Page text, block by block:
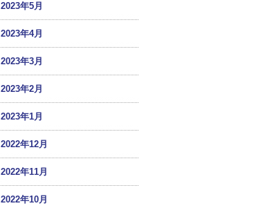
2023年5月
2023年4月
2023年3月
2023年2月
2023年1月
2022年12月
2022年11月
2022年10月